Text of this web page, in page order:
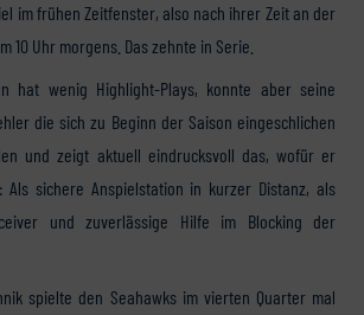
im frühen Zeitfenster, also nach ihrer Zeit an der
10 Uhr morgens. Das zehnte in Serie.
hat wenig Highlight-Plays, konnte aber seine
die sich zu Beginn der Saison eingeschlichen
und zeigt aktuell eindrucksvoll das, wofür er
Als sichere Anspielstation in kurzer Distanz, als
und zuverlässige Hilfe im Blocking der
spielte den Seahawks im vierten Quarter mal